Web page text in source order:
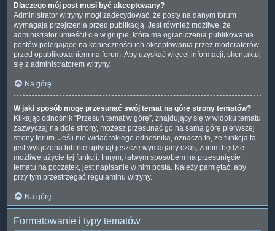
Dlaczego mój post musi być akceptowany?
Administrator witryny mógł zadecydować, że posty na danym forum
wymagają przejrzenia przed publikacją. Jest również możliwe, że
administrator umieścił cię w grupie, która ma ograniczenia publikowania
postów polegające na konieczności ich akceptowania przez moderatorów
przed opublikowaniem na forum. Aby uzyskać więcej informacji, skontaktuj
się z administratorem witryny.
Na górę
W jaki sposób mogę przesunąć swój temat na górę strony tematów?
Klikając odnośnik “Przesuń temat w górę”, znajdujący się w widoku tematu
zazwyczaj na dole strony, możesz przesunąć go na samą górę pierwszej
strony forum. Jeśli nie widać takiego odnośnika, oznacza to, że funkcja ta
jest wyłączona lub nie upłynął jeszcze wymagany czas, zanim będzie
możliwe użycie tej funkcji. Innym, łatwym sposobem na przesunięcie
tematu na początek, jest napisanie w nim posta. Należy pamiętać, aby
przy tym przestrzegać regulaminu witryny.
Na górę
Formatowanie i typy tematów